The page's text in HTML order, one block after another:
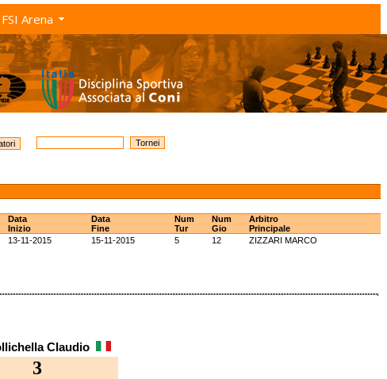
FSI Arena
Data
Inizio
Data
Fine
Num
Tur
Num
Gio
Arbitro
Principale
13-11-2015 15-11-2015 5 12
ZIZZARI MARCO
Claudio
3